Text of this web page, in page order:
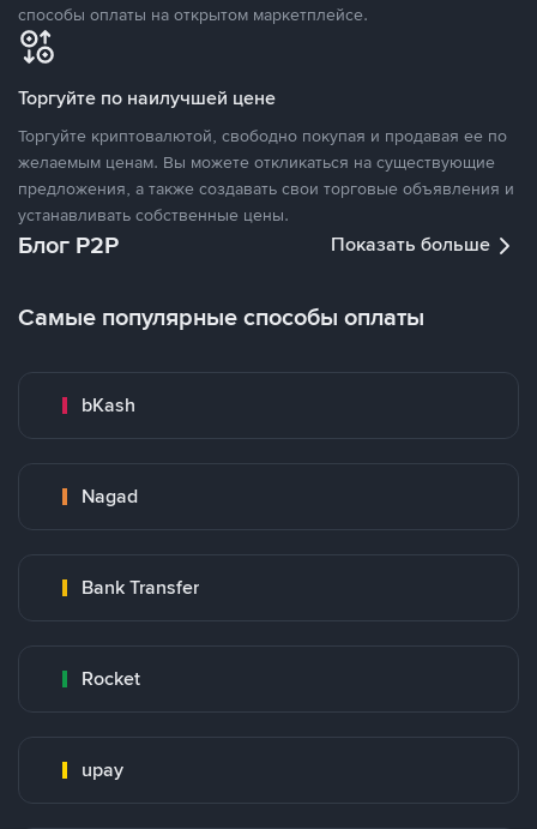
способы оплаты на открытом маркетплейсе.
Торгуйте по наилучшей цене
Торгуйте криптовалютой, свободно покупая и продавая ее по
желаемым ценам. Вы можете откликаться на существующие
предложения, а также создавать свои торговые объявления и
устанавливать собственные цены.
Блог P2P Показать больше
Самые популярные способы оплаты
bKash
Nagad
Bank Transfer
Rocket
upay